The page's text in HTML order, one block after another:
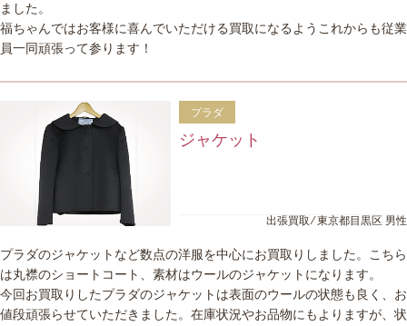
ました。
福ちゃんではお客様に喜んでいただける買取になるようこれからも従業
員一同頑張って参ります！
プラダ
ジャケット
出張買取 ⁄ 東京都目黒区 男性
プラダのジャケットなど数点の洋服を中心にお買取りしました。こちら
は丸襟のショートコート、素材はウールのジャケットになります。
今回お買取りしたプラダのジャケットは表面のウールの状態も良く、お
値段頑張らせていただきました。在庫状況やお品物にもよりますが、状